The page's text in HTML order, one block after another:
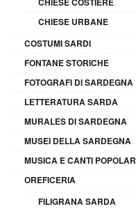
CHIESE URBANE
COSTUMI SARDI
FONTANE STORICHE
FOTOGRAFI DI SARDEGNA
LETTERATURA SARDA
MURALES DI SARDEGNA
MUSEI DELLA SARDEGNA
MUSICA E CANTI
OREFICERIA
FILIGRANA SARDA